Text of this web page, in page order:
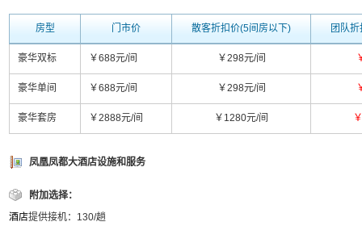
房型 门市价 散客折扣价(5间房以下) 团队
豪华双标 ￥688元/间 ￥298元/间
豪华单间 ￥688元/间 ￥298元/间
豪华套房 ￥2888元/间 ￥1280元/间
凤凰凤都大酒店设施和服务
附加选择：
酒店提供接机：130/趟